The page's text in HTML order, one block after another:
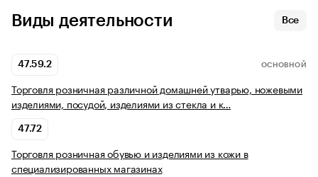
Виды деятельности Все
47.59.2 ОСНОВНОЙ
Торговля розничная различной домашней утварью, ножевыми
изделиями, посудой, изделиями из стекла и к…
47.72
Торговля розничная обувью и изделиями из кожи в
специализированных магазинах